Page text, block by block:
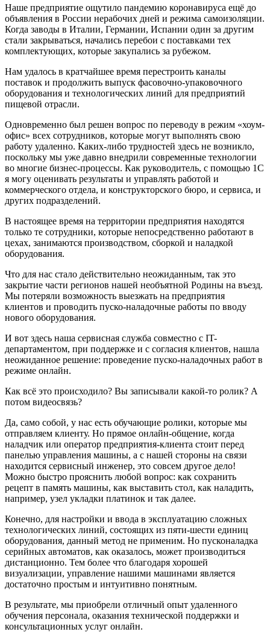
Наше предприятие ощутило пандемию коронавируса ещё до
объявления в России нерабочих дней и режима самоизоляции.
Когда заводы в Италии, Германии, Испании один за другим
стали закрываться, начались перебои с поставками тех
комплектующих, которые закупались за рубежом.
Нам удалось в кратчайшее время перестроить каналы
поставок и продолжить выпуск фасовочно-упаковочного
оборудования и технологических линий для предприятий
пищевой отрасли.
Одновременно был решен вопрос по переводу в режим «хоум-
офис» всех сотрудников, которые могут выполнять свою
работу удаленно. Каких-либо трудностей здесь не возникло,
поскольку мы уже давно внедрили современные технологии
во многие бизнес-процессы. Как руководитель, с помощью 1С
я могу оценивать результаты и управлять работой и
коммерческого отдела, и конструкторского бюро, и сервиса, и
других подразделений.
В настоящее время на территории предприятия находятся
только те сотрудники, которые непосредственно работают в
цехах, занимаются производством, сборкой и наладкой
оборудования.
Что для нас стало действительно неожиданным, так это
закрытие части регионов нашей необъятной Родины на въезд.
Мы потеряли возможность выезжать на предприятия
клиентов и проводить пуско-наладочные работы по вводу
нового оборудования.
И вот здесь наша сервисная служба совместно с IT-
департаментом, при поддержке и с согласия клиентов, нашла
неожиданное решение: проведение пуско-наладочных работ в
режиме онлайн.
Как всё это происходило? Вы записывали какой-то ролик? А
потом видеосвязь?
Да, само собой, у нас есть обучающие ролики, которые мы
отправляем клиенту. Но прямое онлайн-общение, когда
наладчик или оператор предприятия-клиента стоит перед
панелью управления машины, а с нашей стороны на связи
находится сервисный инженер, это совсем другое дело!
Можно быстро прояснить любой вопрос: как сохранить
рецепт в память машины, как выставить стол, как наладить,
например, узел укладки платинок и так далее.
Конечно, для настройки и ввода в эксплуатацию сложных
технологических линий, состоящих из пяти-шести единиц
оборудования, данный метод не применим. Но пусконаладка
серийных автоматов, как оказалось, может производиться
дистанционно. Тем более что благодаря хорошей
визуализации, управление нашими машинами является
достаточно простым и интуитивно понятным.
В результате, мы приобрели отличный опыт удаленного
обучения персонала, оказания технической поддержки и
консультационных услуг онлайн.